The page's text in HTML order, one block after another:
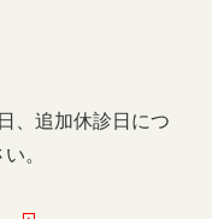
、追加休診日につ
。